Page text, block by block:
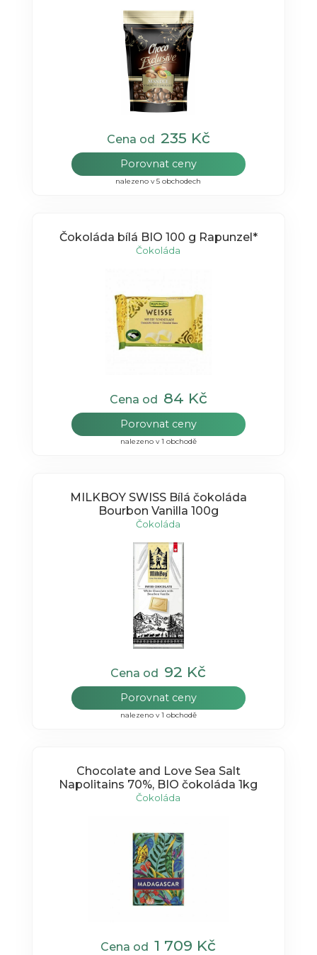
Cena od 235 Kč
Porovnat ceny
nalezeno v 5 obchodech
Čokoláda bílá BIO 100 g Rapunzel*
Čokoláda
Cena od 84 Kč
Porovnat ceny
nalezeno v 1 obchodě
MILKBOY SWISS Bílá čokoláda
Bourbon Vanilla 100g
Čokoláda
Cena od 92 Kč
Porovnat ceny
nalezeno v 1 obchodě
Chocolate and Love Sea Salt
Napolitains 70%, BIO čokoláda 1kg
Čokoláda
Cena od1 709 Kč